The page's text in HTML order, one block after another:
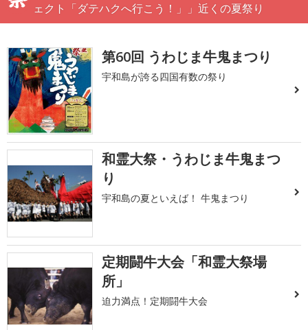
ェクト「ダテハクへ行こう！」」近くの夏祭り
第60回 うわじま牛鬼まつり
宇和島が誇る四国有数の祭り
和霊大祭・うわじま牛鬼まつ
り
宇和島の夏といえば！ 牛鬼まつり
定期闘牛大会「和霊大祭場
所」
迫力満点！定期闘牛大会